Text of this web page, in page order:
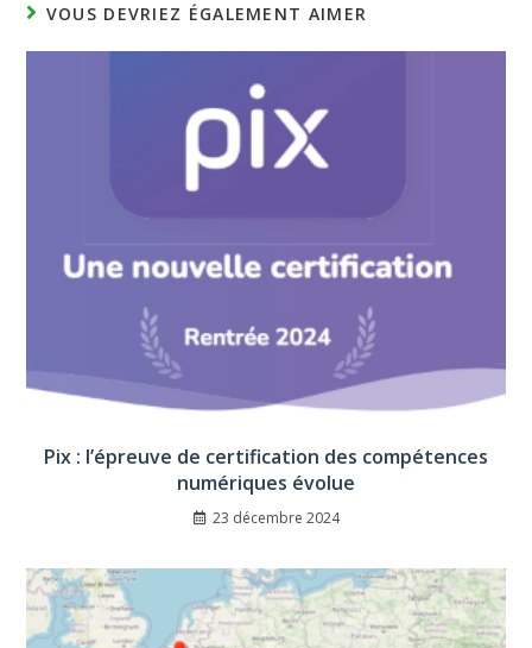
VOUS DEVRIEZ ÉGALEMENT AIMER
Pix : l’épreuve de certification des compétences
numériques évolue
23 décembre 2024